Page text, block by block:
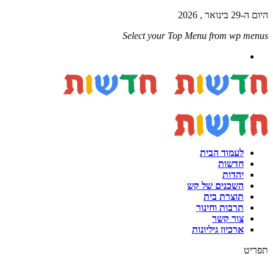
היום ה-29 בינואר , 2026
Select your Top Menu from wp menus
לעמוד הבית
חדשות
יהדות
השכנים של קש
תוצרת בית
תרבות וחינוך
צור קשר
ארכיון גיליונות
תפריט